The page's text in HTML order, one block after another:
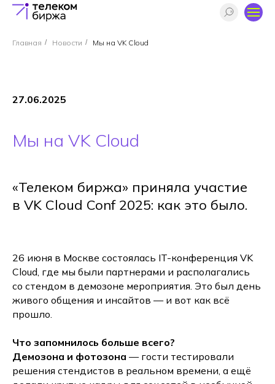
Главная / Новости / Мы на VK Cloud
27.06.2025
Мы на VK Cloud
«Телеком биржа» приняла участие
в VK Cloud Conf 2025: как это было.
26 июня в Москве состоялась IT-конференция VK
Cloud, где мы были партнерами и располагались
со стендом в демозоне мероприятия. Это был день
живого общения и инсайтов — и вот как всё
прошло.
Что запомнилось больше всего?
Демозона и фотозона — гости тестировали
решения стендистов в реальном времени, а ещё